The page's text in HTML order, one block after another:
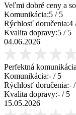
Veľmi dobré ceny a
Komunikácia:5 / 5
Rýchlosť doručenia:4
Kvalita dopravy:5 / 5
04.06.2026
Perfektná
Komunikácia:- / 5
Rýchlosť doručenia:-
Kvalita dopravy:- / 5
15.05.2026